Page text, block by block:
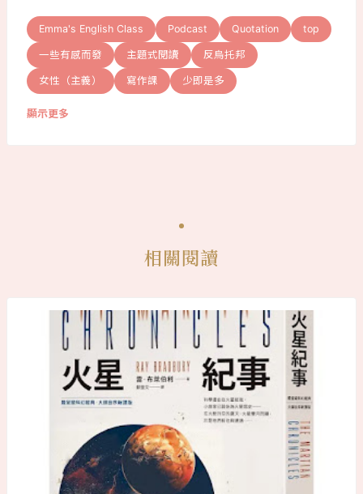
Emma's English Class Podcast Quotation top
一些有感而發 主題式閱讀 反烏托邦
女性（主義） 寫作課 少即是多
顯示更多
相關閱讀